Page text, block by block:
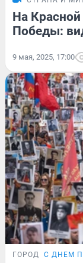
На
Победы:
9 мая, 2025, 17:00
ГОРОД С ДНЕМ